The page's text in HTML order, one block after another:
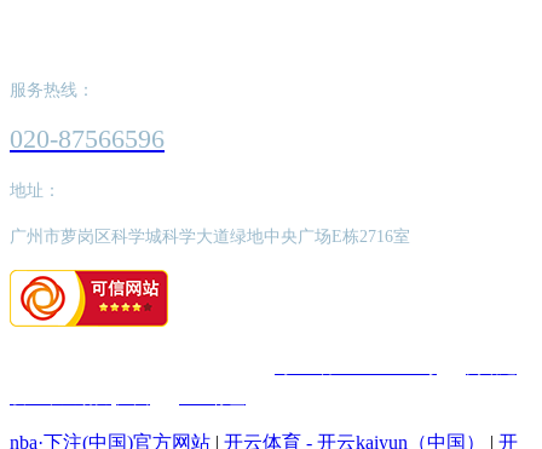
服务热线：
020-87566596
地址：
广州市萝岗区科学城科学大道绿地中央广场E栋2716室
nba·下注(中国)官方网站 | 开云体育 - 开云kaiyun（中国） | 开